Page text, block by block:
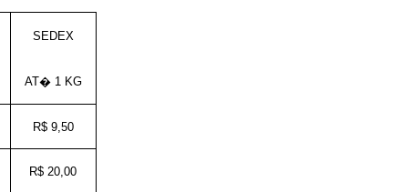
SEDEX
AT� 1 KG
R$ 9,50
R$ 20,00